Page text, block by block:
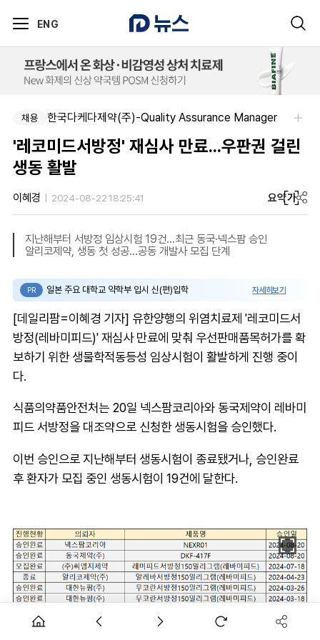
ENG
채용 한국다케다제약(주)-Quality Assurance Manager
'레코미드서방정' 재심사 만료...우판권 걸린
생동 활발
이혜경 2024-08-22 18:25:41 요약가
지난해부터 서방정 임상시험 19건...최근 동국·넥스팜 승인
알리코제약, 생동 첫 성공...공동 개발사 모집 단계
PR 일본 주요 대학교 약학부 입시 신(편)입학 자세히보기
[데일리팜=이혜경 기자] 유한양행의 위염치료제 '레코미드서
방정(레바미피드)' 재심사 만료에 맞춰 우선판매품목허가를 확
보하기 위한 생물학적동등성 임상시험이 활발하게 진행 중이
다.
식품의약품안전처는 20일 넥스팜코리아와 동국제약이 레바미
피드 서방정을 대조약으로 신청한 생동시험을 승인했다.
이번 승인으로 지난해부터 생동시험이 종료됐거나, 승인완료
후 환자가 모집 중인 생동시험이 19건에 달한다.